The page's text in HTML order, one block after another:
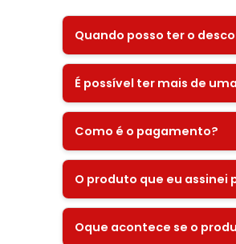
Quando posso ter o
É possível ter mais de
Como é o pagamento?
O produto que eu assinei
Oque acontece se o